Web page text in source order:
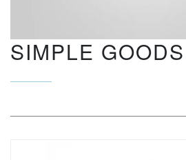
SIMPLE GOODS